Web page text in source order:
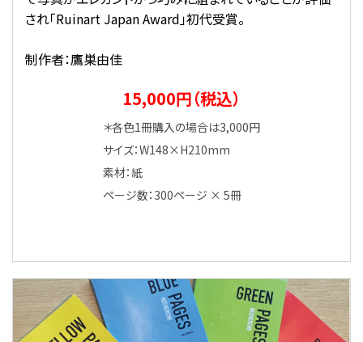
され「Ruinart Japan Award」初代受賞。
制作者：鷹巣由佳
15,000円（税込）
＊各色1冊購入の場合は3,000円
サイズ：W148×H210mm
素材：紙
ページ数：300ページ × 5冊